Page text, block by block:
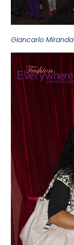
Giancarlo Miranda